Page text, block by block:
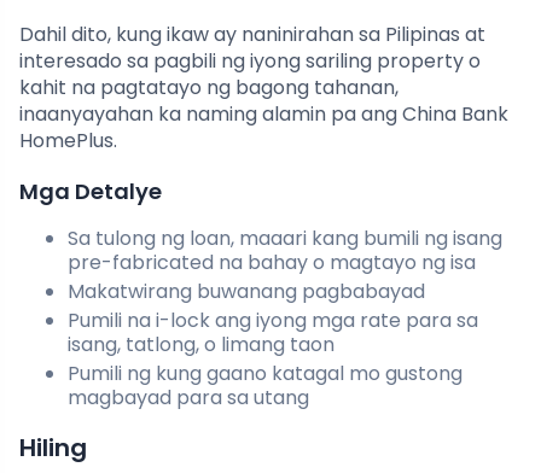
Dahil dito, kung ikaw ay naninirahan sa Pilipinas at
interesado sa pagbili ng iyong sariling property o
kahit na pagtatayo ng bagong tahanan,
inaanyayahan ka naming alamin pa ang China Bank
HomePlus.
Mga Detalye
Sa tulong ng loan, maaari kang bumili ng isang
pre-fabricated na bahay o magtayo ng isa
Makatwirang buwanang pagbabayad
Pumili na i-lock ang iyong mga rate para sa
isang, tatlong, o limang taon
Pumili ng kung gaano katagal mo gustong
magbayad para sa utang
Hiling